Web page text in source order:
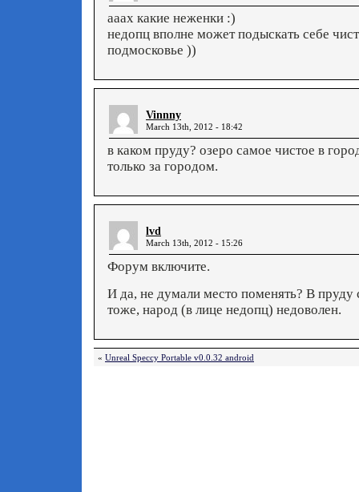
ааах какие неженки :)
недопц вполне может подыскать себе
подмосковье ))
Vinnny
March 13th, 2012 - 18:42
в каком пруду? озеро самое чистое в
только за городом.
lvd
March 13th, 2012 - 15:26
Форум включите.
И да, не думали место поменять? В пруду
тоже, народ (в лице недопц) недоволен.
« Unreal Speccy Portable v0.0.32 android